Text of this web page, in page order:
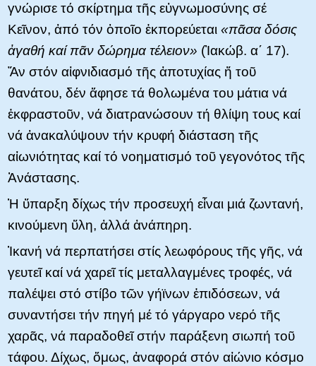
γνώρισε τό σκίρτημα τῆς εὐγνωμοσύνης σέ
Kεῖνον, ἀπό τόν ὁποῖο ἐκπορεύεται «πᾶσα δόσις
ἀγαθή καί πᾶν δώρημα τέλειον» (Ἰακώβ. α΄ 17).
Ἄν στόν αἰφνιδιασμό τῆς ἀποτυχίας ἤ τοῦ
θανάτου, δέν ἄφησε τά θολωμένα του μάτια νά
ἐκφραστοῦν, νά διατρανώσουν τή θλίψη τους καί
νά ἀνακαλύψουν τήν κρυφή διάσταση τῆς
αἰωνιότητας καί τό νοηματισμό τοῦ γεγονότος τῆς
Ἀνάστασης.
Ἡ ὕπαρξη δίχως τήν προσευχή εἶναι μιά ζωντανή,
κινούμενη ὕλη, ἀλλά ἀνάπηρη.
Ἱκανή νά περπατήσει στίς λεωφόρους τῆς γῆς, νά
γευτεῖ καί νά χαρεῖ τίς μεταλλαγμένες τροφές, νά
παλέψει στό στίβο τῶν γήϊνων ἐπιδόσεων, νά
συναντήσει τήν πηγή μέ τό γάργαρο νερό τῆς
χαρᾶς, νά παραδοθεῖ στήν παράξενη σιωπή τοῦ
τάφου. Δίχως, ὅμως, ἀναφορά στόν αἰώνιο κόσμο